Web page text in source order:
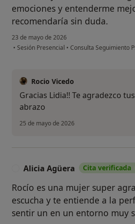
emociones y entenderme
recomendaría sin duda.
23 de mayo de 2026
• Sesión Presencial • Consulta Seguimiento
Rocio Vicedo
Gracias Lidia!! Te agradezco
abrazo
25 de mayo de 2026
Alicia Agüera Cita verificada
Rocío es una mujer super
escucha y te entiende a la
sentir un en un entorno muy